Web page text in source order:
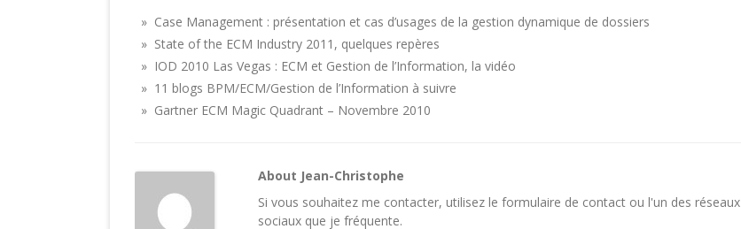
» Case Management : présentation et cas d’usages de la gestion dynamique de dossiers
» State of the ECM Industry 2011, quelques repères
» IOD 2010 Las Vegas : ECM et Gestion de l’Information, la vidéo
» 11 blogs BPM/ECM/Gestion de l’Information à suivre
» Gartner ECM Magic Quadrant – Novembre 2010
About Jean-Christophe
Si vous souhaitez me contacter, utilisez leformulaire de contact ou l'un desréseaux
sociaux que je fréquente.